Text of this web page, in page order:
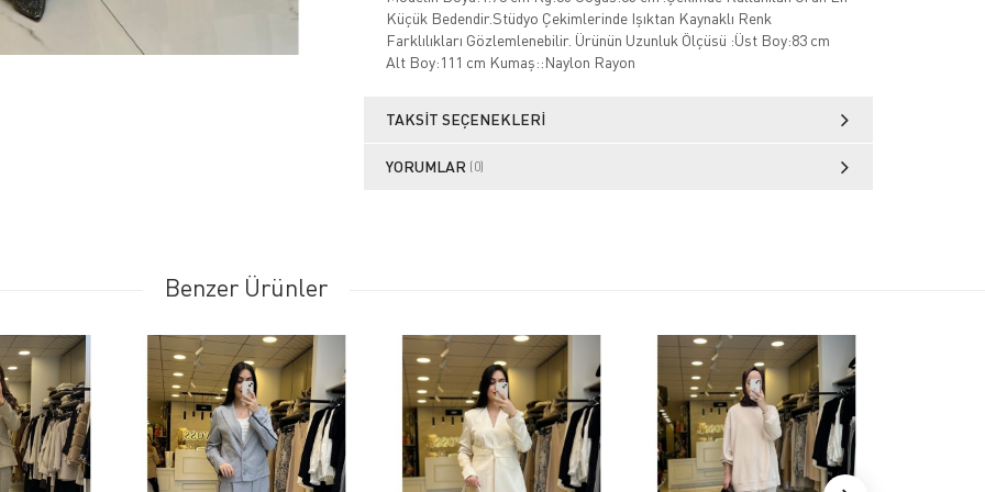
Küçük Bedendir.Stüdyo Çekimlerinde Işıktan Kaynaklı Renk
Farklılıkları Gözlemlenebilir. Ürünün Uzunluk Ölçüsü :Üst Boy:83 cm
Alt Boy:111 cm Kumaş::Naylon Rayon
TAKSIT SEÇENEKLERI
YORUMLAR (0)
Benzer Ürünler